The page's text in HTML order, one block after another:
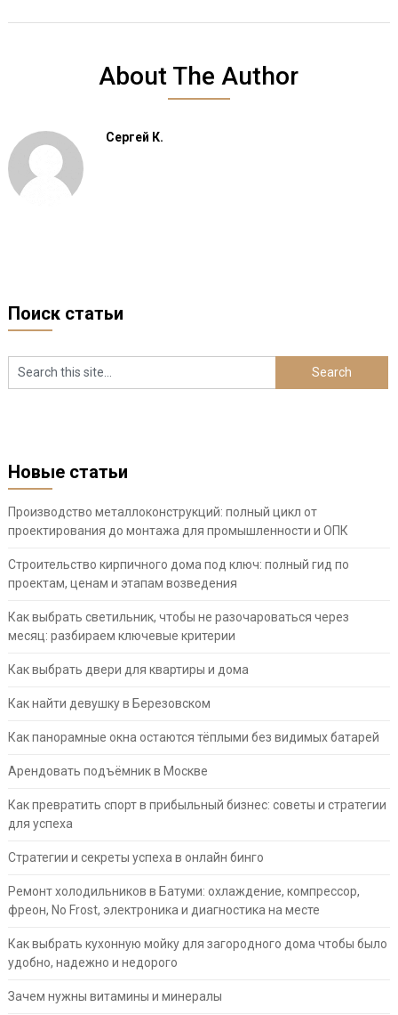
About The Author
Сергей К.
Поиск статьи
Новые статьи
Производство металлоконструкций: полный цикл от
проектирования до монтажа для промышленности и ОПК
Строительство кирпичного дома под ключ: полный гид по
проектам, ценам и этапам возведения
Как выбрать светильник, чтобы не разочароваться через
месяц: разбираем ключевые критерии
Как выбрать двери для квартиры и дома
Как найти девушку в Березовском
Как панорамные окна остаются тёплыми без видимых батарей
Арендовать подъёмник в Москве
Как превратить спорт в прибыльный бизнес: советы и стратегии
для успеха
Стратегии и секреты успеха в онлайн бинго
Ремонт холодильников в Батуми: охлаждение, компрессор,
фреон, No Frost, электроника и диагностика на месте
Как выбрать кухонную мойку для загородного дома чтобы было
удобно, надежно и недорого
Зачем нужны витамины и минералы